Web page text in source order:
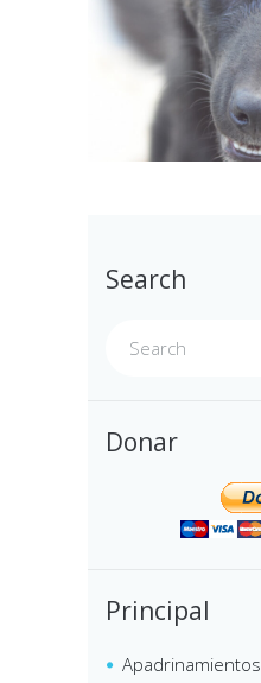
Search
Donar
Principal
Apadrinamientos